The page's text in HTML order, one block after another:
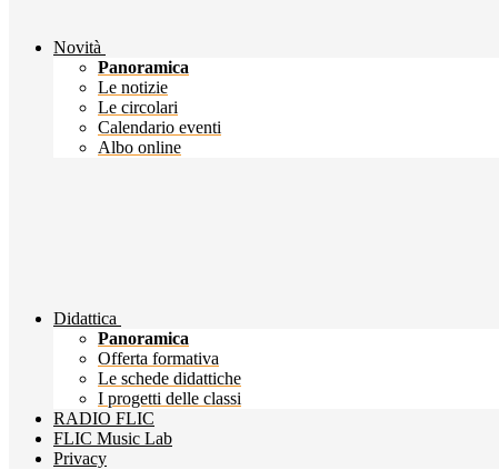
Novità
Panoramica
Le notizie
Le circolari
Calendario eventi
Albo online
Didattica
Panoramica
Offerta formativa
Le schede didattiche
I progetti delle classi
RADIO FLIC
FLIC Music Lab
Privacy